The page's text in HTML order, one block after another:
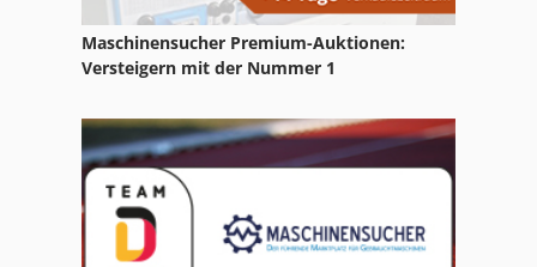
Maschinensucher Premium-Auktionen:
Versteigern mit der Nummer 1